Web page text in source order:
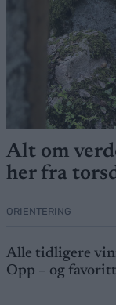
Alt om
her fra
ORIENTERING
Alle tidligere
Opp – og